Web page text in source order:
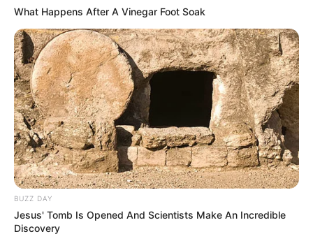
What Happens After A Vinegar Foot Soak
BUZZ DAY
Jesus' Tomb Is Opened And Scientists Make An Incredible
Discovery